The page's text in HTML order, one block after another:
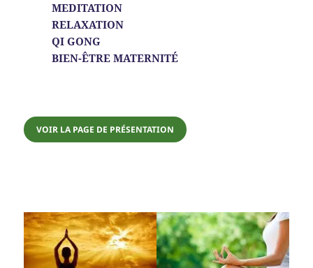
MEDITATION
RELAXATION
QI GONG
BIEN-ÊTRE MATERNITÉ
VOIR LA PAGE DE PRÉSENTATION